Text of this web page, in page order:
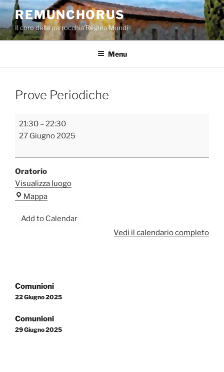
Salta
contenuto
REMUNCHORUS
Il coro della parrocchia Regina Mundi
Menu
Prove Periodiche
Prove
Periodiche
21:30 – 22:30
27 Giugno 2025
Oratorio
Visualizza luogo
MappaOratorio
Add to Calendar
Vedi il calendario completo
articoli
Comunioni
22 Giugno 2025
Comunioni
29 Giugno 2025